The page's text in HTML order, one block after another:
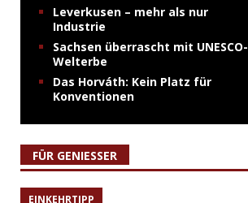
Leverkusen – mehr als nur
Industrie
Sachsen überrascht mit UNESCO-
Welterbe
Das Horváth: Kein Platz für
Konventionen
FÜR GENIESSER
EINKEHRTIPP